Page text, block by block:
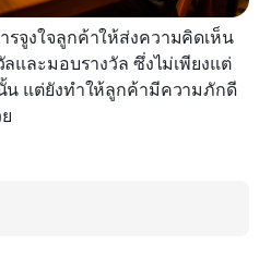
จูงใจลูกค้าให้ส่งความคิดเห็น
และมอบรางวัล ซึ่งไม่เพียงแต่
น แต่ยังทำให้ลูกค้ามีความภักดี